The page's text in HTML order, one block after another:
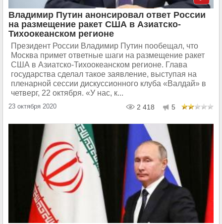
Владимир Путин анонсировал ответ России
на размещение ракет США в Азиатско-
Тихоокеанском регионе
Президент России Владимир Путин пообещал, что
Москва примет ответные шаги на размещение ракет
США в Азиатско-Тихоокеанском регионе. Глава
государства сделал такое заявление, выступая на
пленарной сессии дискуссионного клуба «Валдай» в
четверг, 22 октября. «У нас, к...
23 октября 2020 2 418 5